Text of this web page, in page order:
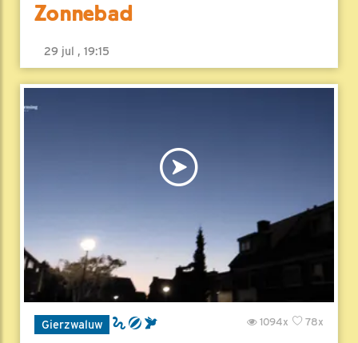
Zonnebad
29 jul , 19:15
Gierzwaluw 78x
1094x